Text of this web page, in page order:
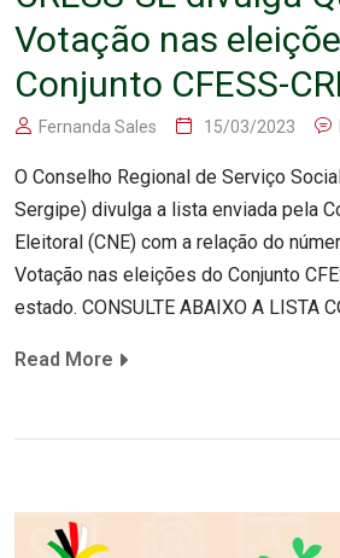
Votação nas
Conjunto CFESS-
Fernanda Sales 15/03/2023
O Conselho Regional de Serviço
Sergipe) divulga a lista enviada pela
Eleitoral (CNE) com a relação do
Votação nas eleições do Conjunto
estado. CONSULTE ABAIXO A LISTA
Read More